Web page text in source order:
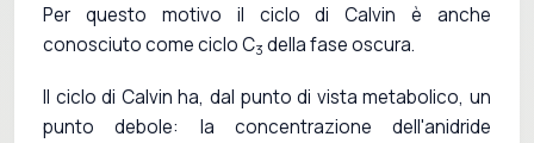
Per questo motivo il ciclo di Calvin è anche
conosciuto come ciclo C3 della fase oscura.
Il ciclo di Calvin ha, dal punto di vista metabolico, un
punto debole: la concentrazione dell'anidride